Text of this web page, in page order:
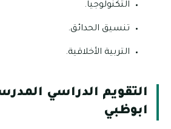
التكنولوجيا.
تنسيق الحدائق.
التربية الأخلاقية.
التقويم الدراسي
ابوظبي